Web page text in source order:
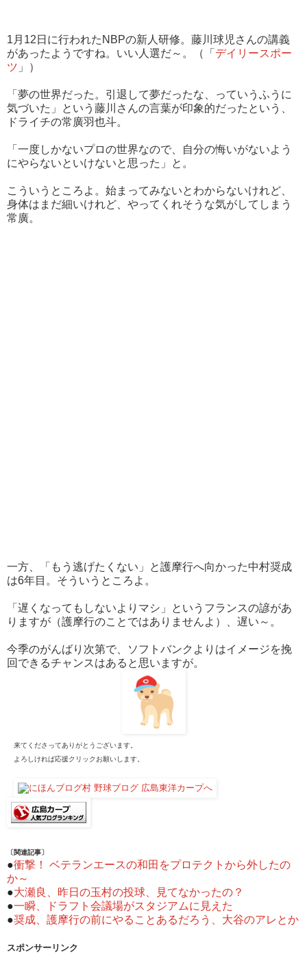
1月12日に行われたNBPの新人研修。藤川球児さんの講義
があったようですね。いい人選だ～。（「 デイリースポー
ツ 」）
「夢の世界だった。引退して夢だったな、っていうふうに
気づいた」という藤川さんの言葉が印象的だったという、
ドライチの常廣羽也斗。
「一度しかないプロの世界なので、自分の悔いがないよう
にやらないといけないと思った」と。
こういうところよ。始まってみないとわからないけれど、
身体はまだ細いけれど、やってくれそうな気がしてしまう
常廣。
一方、「もう逃げたくない」と護摩行へ向かった中村奨成
は6年目。そういうところよ。
「遅くなってもしないよりマシ」というフランスの諺があ
りますが（護摩行のことではありませんよ）、遅い～。
今季のがんばり次第で、ソフトバンクよりはイメージを挽
回できるチャンスはあると思いますが。
来てくださってありがとうございます。
よろしければ応援クリックお願いします。
〔関連記事〕
●衝撃！ ベテランエースの和田をプロテクトから外したの
か～
●大瀬良、昨日の玉村の投球、見てなかったの？
●一瞬、ドラフト会議場がスタジアムに見えた
●奨成、護摩行の前にやることあるだろう、大谷のアレとか
スポンサーリンク